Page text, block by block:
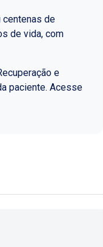
centenas de
de vida, com
e
paciente. Acesse